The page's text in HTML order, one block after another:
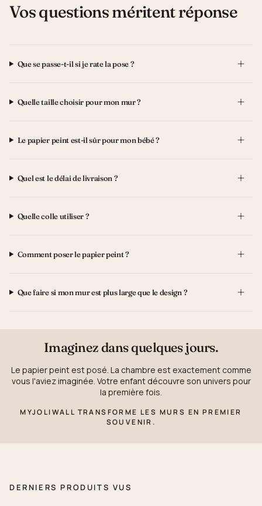
Vos questions méritent réponse
Que se passe-t-il si je rate la pose ?
Quelle taille choisir pour mon mur ?
Le papier peint est-il sûr pour mon bébé ?
Quel est le délai de livraison ?
Quelle colle utiliser ?
Comment poser le papier peint ?
Que faire si mon mur est plus large que le design ?
Imaginez dans quelques jours.
Le papier peint est posé. La chambre est exactement comme
vous l'aviez imaginée. Votre enfant découvre son univers pour
la première fois.
MYJOLIWALL TRANSFORME LES MURS EN PREMIER
SOUVENIR.
DERNIERS PRODUITS VUS